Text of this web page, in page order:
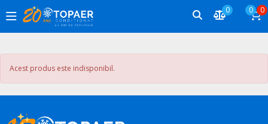
0 0 0
Acest produs este indisponibil.